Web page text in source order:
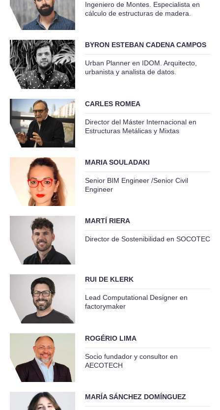
Ingeniero de Montes. Especialista en
cálculo de estructuras de madera.
BYRON ESTEBAN CADENA CAMPOS
Urban Planner en IDOM. Arquitecto,
urbanista y analista de datos.
CARLES ROMEA
Director del Máster Internacional en
Estructuras Metálicas y Mixtas
MARIA SOULADAKI
Senior BIM Engineer /Senior Civil
Engineer
MARTÍ RIERA
Director de Sostenibilidad en SOCOTEC
RUI DE KLERK
Lead Computational Designer en
factorymaker
ROGÉRIO LIMA
Socio fundador y consultor en
AECOTECH
MARÍA SÁNCHEZ DOMÍNGUEZ